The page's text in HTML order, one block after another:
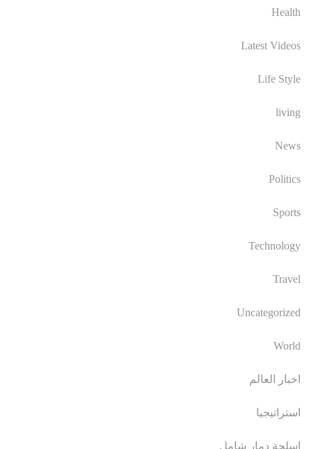
Health
Latest Videos
Life Style
living
News
Politics
Sports
Technology
Travel
Uncategorized
World
اخبار العالم
استراتيجيا
اسلحة دمار شامل